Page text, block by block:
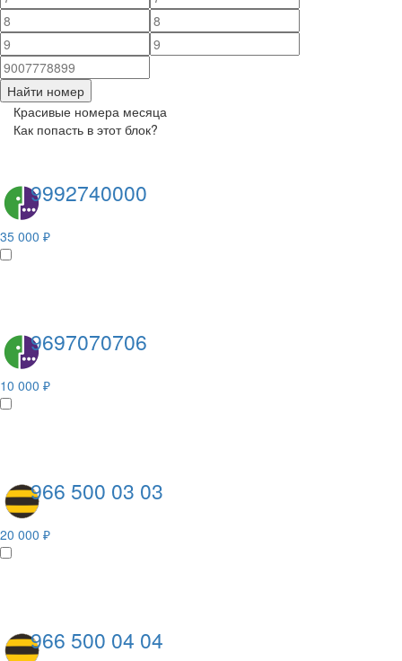
Найти номер
Красивые номера месяца
Как попасть в этот блок?
9992740000
35 000 ₽
9697070706
10 000 ₽
966 500 03 03
20 000 ₽
966 500 04 04